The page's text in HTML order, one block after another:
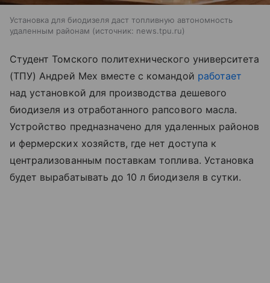
Установка для биодизеля даст топливную автономность
удаленным районам
источник: news.tpu.ru
Студент Томского политехнического университета
(ТПУ) Андрей Мех вместе с командой работает
над установкой для производства дешевого
биодизеля из отработанного рапсового масла.
Устройство предназначено для удаленных районов
и фермерских хозяйств, где нет доступа к
централизованным поставкам топлива. Установка
будет вырабатывать до 10 л биодизеля в сутки.